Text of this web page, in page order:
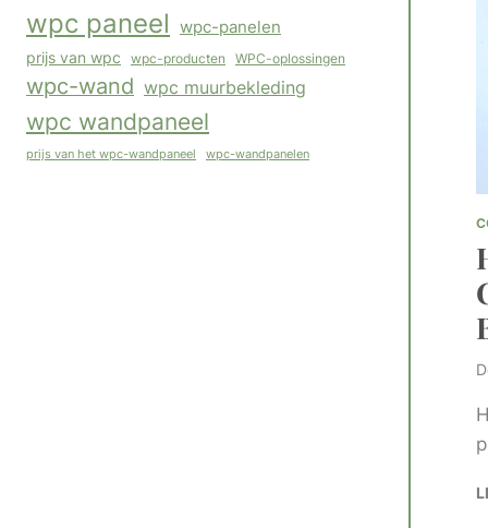
wpc paneel wpc-panelen
prijs van wpc wpc-producten WPC-oplossingen
wpc-wand wpc muurbekleding
wpc wandpaneel
prijs van het wpc-wandpaneel wpc-wandpanelen